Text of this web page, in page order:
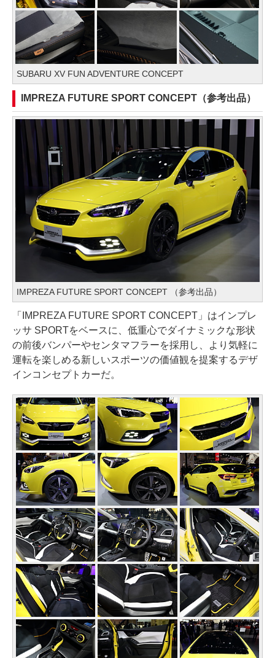
SUBARU XV FUN ADVENTURE CONCEPT
IMPREZA FUTURE SPORT CONCEPT（参考出品）
IMPREZA FUTURE SPORT CONCEPT （参考出品）
「IMPREZA FUTURE SPORT CONCEPT」はインプレ
ッサ SPORTをベースに、低重心でダイナミックな形状
の前後バンパーやセンタマフラーを採用し、より気軽に
運転を楽しめる新しいスポーツの価値観を提案するデザ
インコンセプトカーだ。